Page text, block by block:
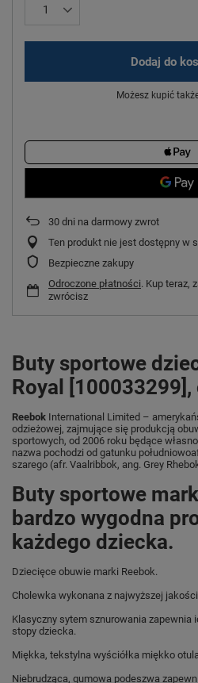
Dodaj do
Możesz kupić
30 dni na darmowy zwrot
Ten produkt nie jest dostępny w
Bezpieczne zakupy
Odroczone płatności. Kup teraz,
zwrócisz
Buty sportowe
Royal [100033299],
Reebok International Limited –
odzieżowej, zajmujące się produkcją
sportowych, od 2006 roku będące
nazwa pochodzi od gatunku
szarego (afr. Vaalribbok, ang. Grey
Buty sportowe
bardzo wygodna
każdego dziecka.
Dziecięce obuwie marki Reebok.
Cholewka wykonana z najwyższej
Klasyczny sytem sznurowania zapewnia
stopy dziecka.
Miękka, tekstylna wyściółka miękko
Niebrudząca, gumowa podeszwa